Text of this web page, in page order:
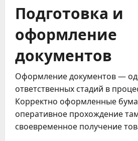
Подготовка и
оформление
документов
Оформление документов —
ответственных стадий в
Корректно оформленные
оперативное прохождение
своевременное получение